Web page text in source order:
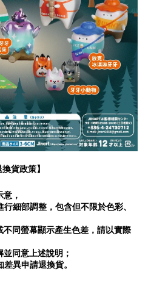
貨政策】
，
細部調整，包含但不限於色彩、
同螢幕顯示產生色差，請以實際
同意上述說明；
異申請退換貨。